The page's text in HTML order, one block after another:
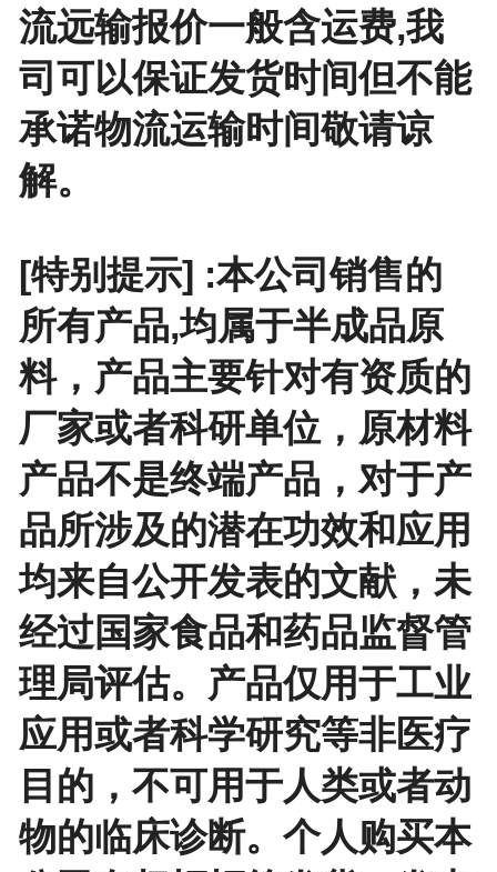
流远输报价一般含运费,我
司可以保证发货时间但不能
承诺物流运输时间敬请谅
解。
[特别提示] :本公司销售的
所有产品,均属于半成品原
料，产品主要针对有资质的
厂家或者科研单位，原材料
产品不是终端产品，对于产
品所涉及的潜在功效和应用
均来自公开发表的文献，未
经过国家食品和药品监督管
理局评估。产品仅用于工业
应用或者科学研究等非医疗
目的，不可用于人类或者动
物的临床诊断。个人购买本